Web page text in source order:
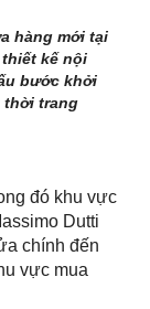
hàng mới tại
kế nội
bước khởi
thời trang
đó khu vực
Dutti
chính đến
vực mua